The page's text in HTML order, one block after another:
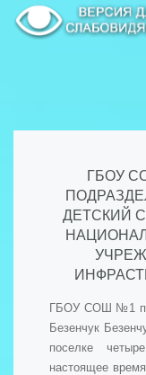
ГБОУ
ДЕТСКИЙ
ГБОУ СОШ №1
Безенчук
поселке
настоящее